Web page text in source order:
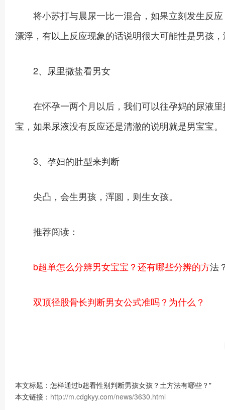
将小苏打与晨尿一比一混合，如果立刻发生反应
漂浮，有以上反应现象的话说明很大可能性是男孩
2、尿里撒盐看男女
在怀孕一两个月以后，我们可以往孕妈的尿液里
宝，如果尿液没有反应还是清澈的说明就是男宝宝。
3、孕妇的肚型来判断
尖凸，会生男孩，浑圆，则生女孩。
推荐阅读：
b超单怎么分辨男女宝宝？还有哪些分辨的方法
双顶径股骨长判断男女公式准吗？为什么？
本文标题：怎样通过b超看性别判断男孩女孩？土方法有哪些？"
本文链接： http://m.cdgkyy.com/news/3630.html